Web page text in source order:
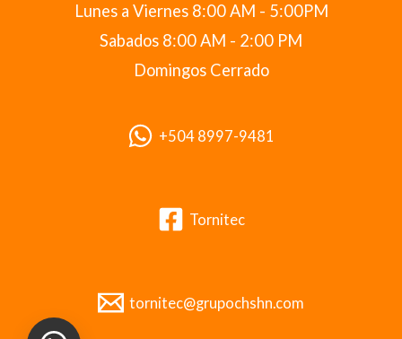
Lunes a Viernes 8:00 AM - 5:00PM
Sabados 8:00 AM - 2:00 PM
Domingos Cerrado
+504 8997-9481
Tornitec
tornitec@grupochshn.com